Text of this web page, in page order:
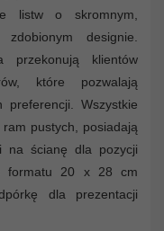
listw o skromnym,
designie.
przekonują klientów
które pozwalają
preferencji. Wszystkie
pustych, posiadają
na ścianę dla pozycji
formatu 20 x 28 cm
dla prezentacji